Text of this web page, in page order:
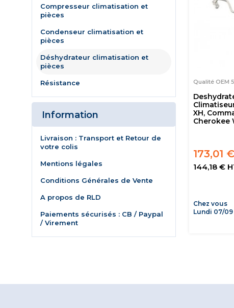
Compresseur climatisation et
pièces
Condenseur climatisation et
pièces
Déshydrateur climatisation et
pièces
Résistance
Information
Livraison : Transport et Retour de
votre colis
Mentions légales
Conditions Générales de Vente
A propos de RLD
Paiements sécurisés : CB / Paypal
/ Virement
Qualité OEM
XH,
Cherokee
173,01
144,18 €
Chez vous
Lundi 07/09